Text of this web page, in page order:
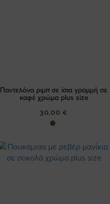
Παντελόνα ριμπ σε ίσια γραμμή σε
καφέ χρώμα plus size
30,00 €